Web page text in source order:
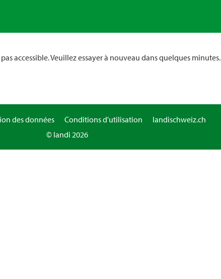
accessible. Veuillez essayer à nouveau dans quelques minutes.
des données Conditions d'utilisation
landischweiz.ch
© landi 2026